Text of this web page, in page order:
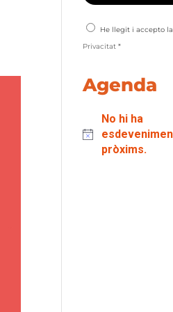
He llegit i accepto la
Privacitat *
Agenda
No hi ha
pròxims.